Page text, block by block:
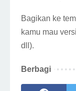
Bagikan ke
kamu mau
dll).
Berbagi